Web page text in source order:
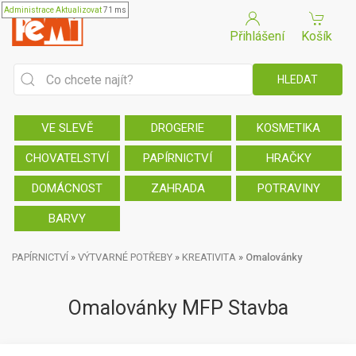
AdministraceAktualizovat71 ms
Přihlášení Košík
VE SLEVĚ DROGERIE KOSMETIKA
CHOVATELSTVÍ PAPÍRNICTVÍ HRAČKY
DOMÁCNOST ZAHRADA POTRAVINY
BARVY
PAPÍRNICTVÍ » VÝTVARNÉ POTŘEBY » KREATIVITA » Omalovánky
Omalovánky MFP Stavba